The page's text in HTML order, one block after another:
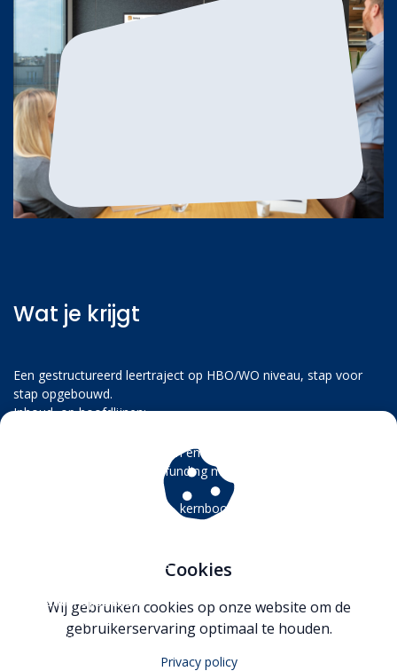
Wat je krijgt
Een gestructureerd leertraject op HBO/WO niveau, stap voor
stap opgebouwd.
Inhoud, op hoofdlijnen:
Intro, financieringsvormen en begrippenkader
Voorbereiding, doelen, funding match, prioriteren, checklist
Aanvraag stap voor stap, kernboodschap, planning, bijlagen,
communicatietemplates
relaties, opschalen
De Solvea methode, van losse subsidies naar structurele
financiering
Cookies
Wij gebruiken cookies op onze website om de
gebruikerservaring optimaal te houden.
Privacy policy